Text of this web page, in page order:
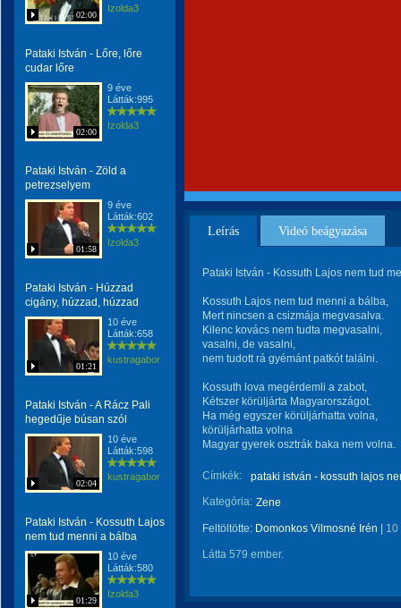
02:00
Izolda3
Pataki István - Lőre, lőre
cudar lőre
02:00
9 éve
Látták:995
Izolda3
Pataki István - Zöld a
petrezselyem
01:58
9 éve
Látták:602
Izolda3
Pataki István - Húzzad
cigány, húzzad, húzzad
01:21
10 éve
Látták:658
kustragabor
Pataki István - A Rácz Pali
hegedűje búsan szól
02:04
10 éve
Látták:598
kustragabor
Pataki István - Kossuth Lajos
nem tud menni a bálba
01:29
10 éve
Látták:580
Izolda3
Leírás Videó beágyazása
Pataki István - Kossuth Lajos nem tud
Kossuth Lajos nem tud menni a bálba,
Mert nincsen a csizmája megvasalva.
Kilenc kovács nem tudta megvasalni,
vasalni, de vasalni,
nem tudott rá gyémánt patkót találni.
Kossuth lova megérdemli a zabot,
Kétszer körüljárta Magyarországot.
Ha még egyszer körüljárhatta volna,
körüljárhatta volna
Magyar gyerek osztrák baka nem volna.
Címkék:
pataki istván - kossuth lajos
Kategória: Zene
Feltöltötte: Domonkos Vilmosné Irén 10
Látta 579 ember.